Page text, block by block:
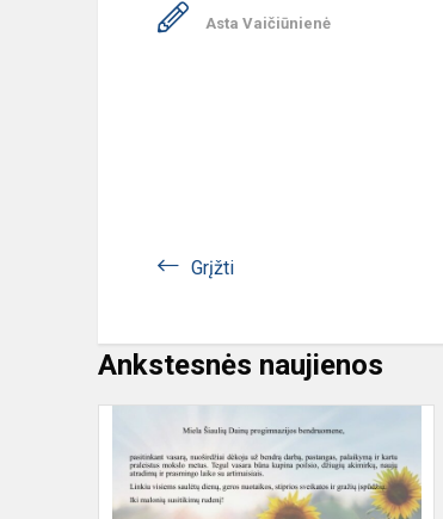
Asta Vaičiūnienė
Grįžti
Ankstesnės naujienos